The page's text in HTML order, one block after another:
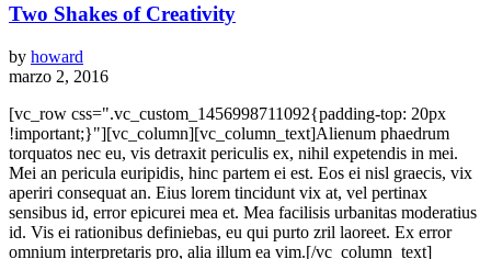
Two Shakes of Creativity
by howard
marzo 2, 2016
[vc_row css=".vc_custom_1456998711092{padding-top: 20px
!important;}"][vc_column][vc_column_text]Alienum phaedrum
torquatos nec eu, vis detraxit periculis ex, nihil expetendis in mei.
Mei an pericula euripidis, hinc partem ei est. Eos ei nisl graecis, vix
aperiri consequat an. Eius lorem tincidunt vix at, vel pertinax
sensibus id, error epicurei mea et. Mea facilisis urbanitas moderatius
id. Vis ei rationibus definiebas, eu qui purto zril laoreet. Ex error
omnium interpretaris pro, alia illum ea vim.[/vc_column_text]